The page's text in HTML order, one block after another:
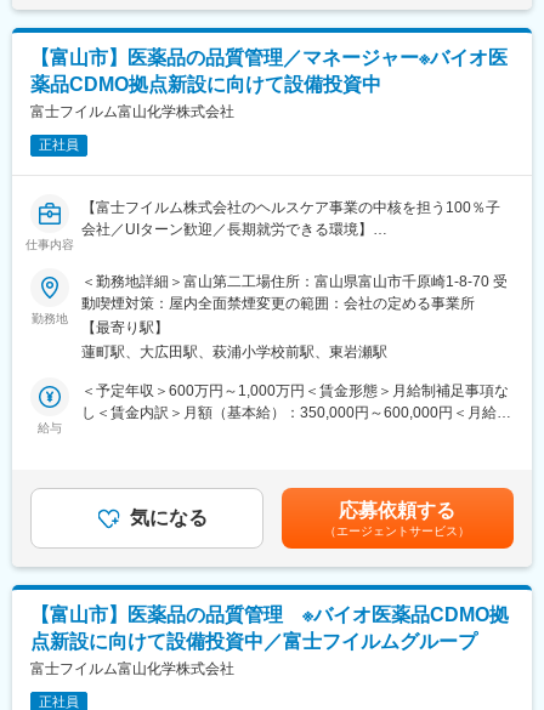
■開発方針
早期検討着手による、スピーディな開発を行っています。
┗充実した特許調査体制による確実な特許対策の実施（製法、結
晶型、精製法等）
┗顧客ニーズの早期杷握、迅速なレスポンス
┗海外ネットワークを活かした優良中間体、APIメーカーの発掘・
活用
のドラッグ・デリバリー・システム（DDS）技術を用いた製剤の
プロセス開発・製造受託事業（CDMO事業）を推進。2020年に
は、商業生産に対応した新製剤工場の稼働を開始しています。
■福利厚生
・県外の方を対象とした寮や借上げ社宅制度あり
※適用条件あり
■魅力
・富士フイルム株式会社のヘルスケア事業の中核を担う100％子
・安定した経営基盤を持ち、2026年の稼働を目指してバイオ
CDMO拠点を新設するための設備投資を行います。
・離職率も低く、腰を据えて長く働くことのできる環境です。
・フレックスタイム制なので（試用期間後）働きやすさも良好で
表記です。
【富山市】医薬品の品質管理／マネージャー※バイオ医
薬品CDMO拠点新設に向けて設備投資中
富士フイルム富山化学株式会社
正社員
仕事内容
【富士フイルム株式会社のヘルスケア事業の中核を担う100％子
会社／UIターン歓迎／長期就労できる環境】
トータルヘルスケアカンパニーとして「予防」「診断」「治療」
の3領域で幅広い事業を展開している富士フイルムグループの「治
療」領域を担う中核企業として医療用医薬品の研究開発・生産・
販売を行っている当社にて、マネージャーとして、品質管理業務
全般の業務を行って頂きます。
■業務内容
・Global 監査への対応準備・査察対応
ステム技術を用いた製剤のプロセス開発・製造受託事業を推進し
ています。2025年12月に国内最大級のバイオ医薬品CDMO工場を
開設し、抗体医薬品の製造受託サービスの開始を予定していま
す。更には、ADCのGMP製造受託サービスを2027年下期より開
始予定でありバイオ医薬品CDMO事業の拡大を進めています。
勤務地
＜勤務地詳細＞富山第二工場住所：富山県富山市千原崎1-8-70 受
動喫煙対策：屋内全面禁煙変更の範囲：会社の定める事業所
【最寄り駅】
蓮町駅、大広田駅、萩浦小学校前駅、東岩瀬駅
給与
＜予定年収＞600万円～1,000万円＜賃金形態＞月給制補足事項な
し＜賃金内訳＞月額（基本給）：350,000円～600,000円＜月給＞
リン代給（社内規程による）賃金はあくまでも目安の金額であ
り、選考を通じて上下する可能性があります。月給(月額)は固定手
当を含めた表記です。
気になる 応募依頼する
（エージェントサービス）
【富山市】医薬品の品質管理 ※バイオ医薬品CDMO拠
点新設に向けて設備投資中／富士フイルムグループ
富士フイルム富山化学株式会社
正社員